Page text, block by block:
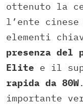
ottenuto la
l’ente cinese
elementi
presenza del
Elite e il
rapida da 80W
importante